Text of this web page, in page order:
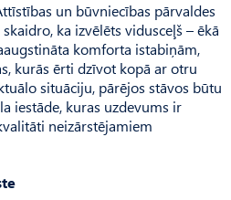
un būvniecības pārvaldes
ka izvēlēts vidusceļš – ēkā
komforta istabiņām,
kurās ērti dzīvot kopā ar otru
situ­āciju, pārējos stāvos būtu
iestāde, kuras uzdevums ir
neizārstējamiem